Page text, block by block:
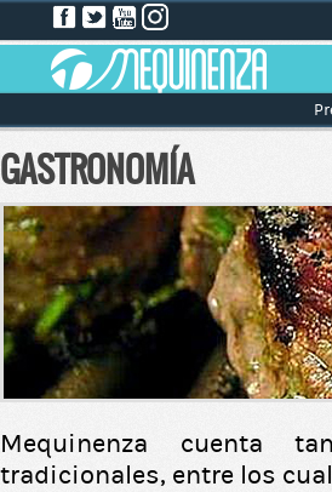
GASTRONOMÍA
Mequinenza cuenta
tradicionales, entre los